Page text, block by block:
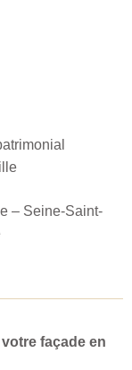
– Seine-Saint-
façade en